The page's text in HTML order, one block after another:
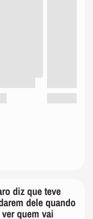
diz que teve
dele quando
quem vai